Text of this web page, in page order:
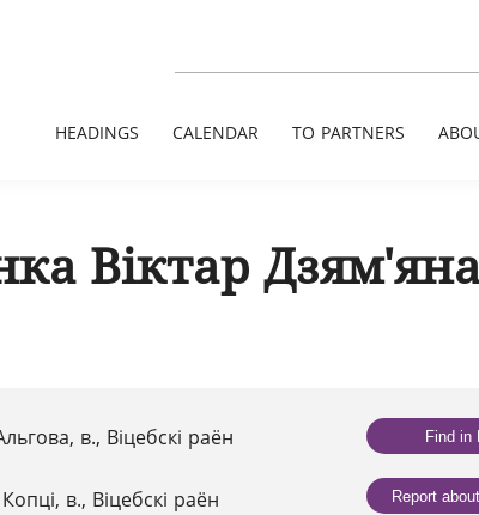
HEADINGS CALENDAR TO PARTNERS
Віктар
в., Віцебскі раён
в., Віцебскі раён
Find in
Report